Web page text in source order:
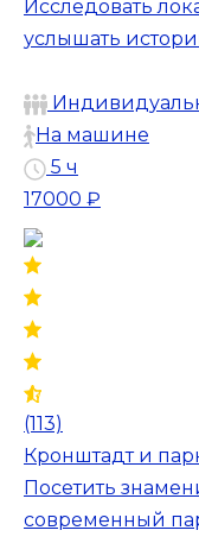
Исследовать
услышать
На машине
5 ч
17000 ₽
(113)
Кронштадт и
Посетить
современный